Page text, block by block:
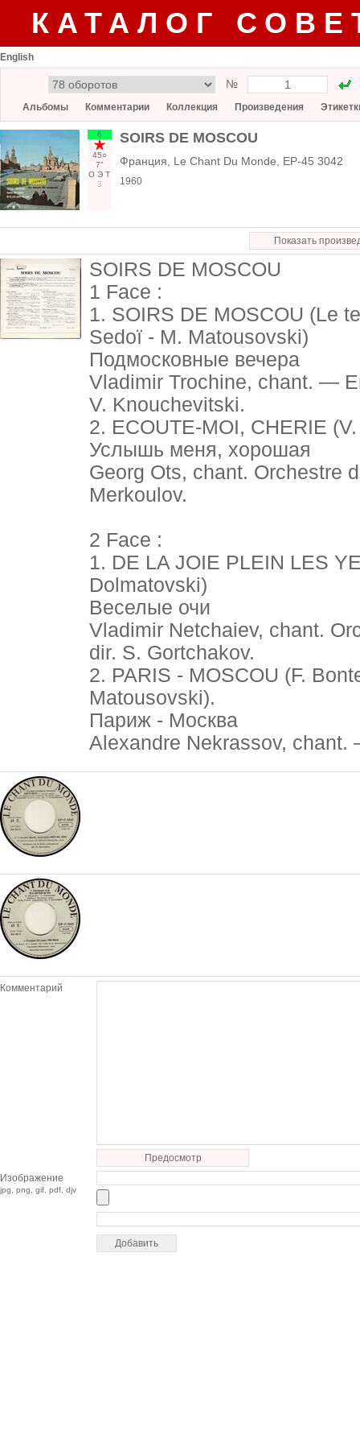
КАТАЛОГ
English
№
Альбомы Комментарии Коллекция Произведения
6
45○
7"
О Э Т
3
SOIRS DE MOSCOU
Франция, Le Chant Du Monde, EP-45 3042
1960
Показать
SOIRS DE MOSCOU
1 Face :
1. SOIRS DE MOSCOU (Le
Sedoï - M. Matousovski)
Подмосковные вечера
Vladimir Trochine, chant. —
V. Knouchevitski.
2. ECOUTE-MOI, CHERIE
Услышь меня, хорошая
Georg Ots, chant. Orchestre
Merkoulov.
2 Face :
1. DE LA JOIE PLEIN LES
Dolmatovski)
Веселые очи
Vladimir Netchaiev, chant.
dir. S. Gortchakov.
2. PARIS - MOSCOU (F.
Matousovski).
Париж - Москва
Alexandre Nekrassov,
Комментарий
Предосмотр
Изображение
jpg, png, gif, pdf, djv